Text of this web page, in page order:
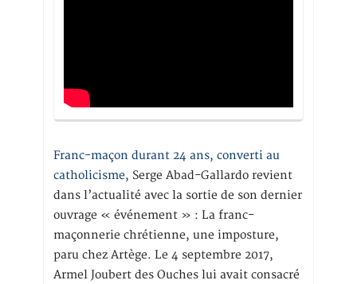
Franc-maçon durant 24 ans, converti au
catholicisme, Serge Abad-Gallardo revient
dans l’actualité avec la sortie de son dernier
ouvrage « événement » : La franc-
maçonnerie chrétienne, une imposture,
paru chez Artège. Le 4 septembre 2017,
Armel Joubert des Ouches lui avait consacré